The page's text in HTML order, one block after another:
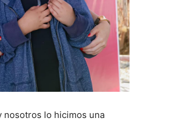
nosotros lo hicimos una